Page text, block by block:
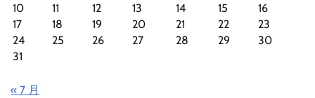
10
11 12 13 14 15
16
17
18 19 20 21 22
23
24
25 26 27 28 29
30
31
« 7 月